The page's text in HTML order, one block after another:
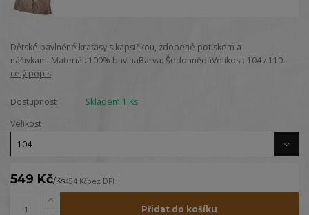
Dětské bavlněné kraťasy s kapsičkou, zdobené potiskem a
nášivkami.Materiál: 100% bavlnaBarva: ŠedohnědáVelikost: 104 / 110
celý popis
Dostupnost
Skladem 1 Ks
Velikost
549 Kč/Ks454 Kčbez DPH
Přidat do košíku